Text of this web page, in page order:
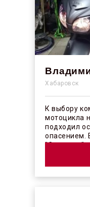
Хабаровск
К выбору
мотоцикла
подходил
опасением.
"Синергос"